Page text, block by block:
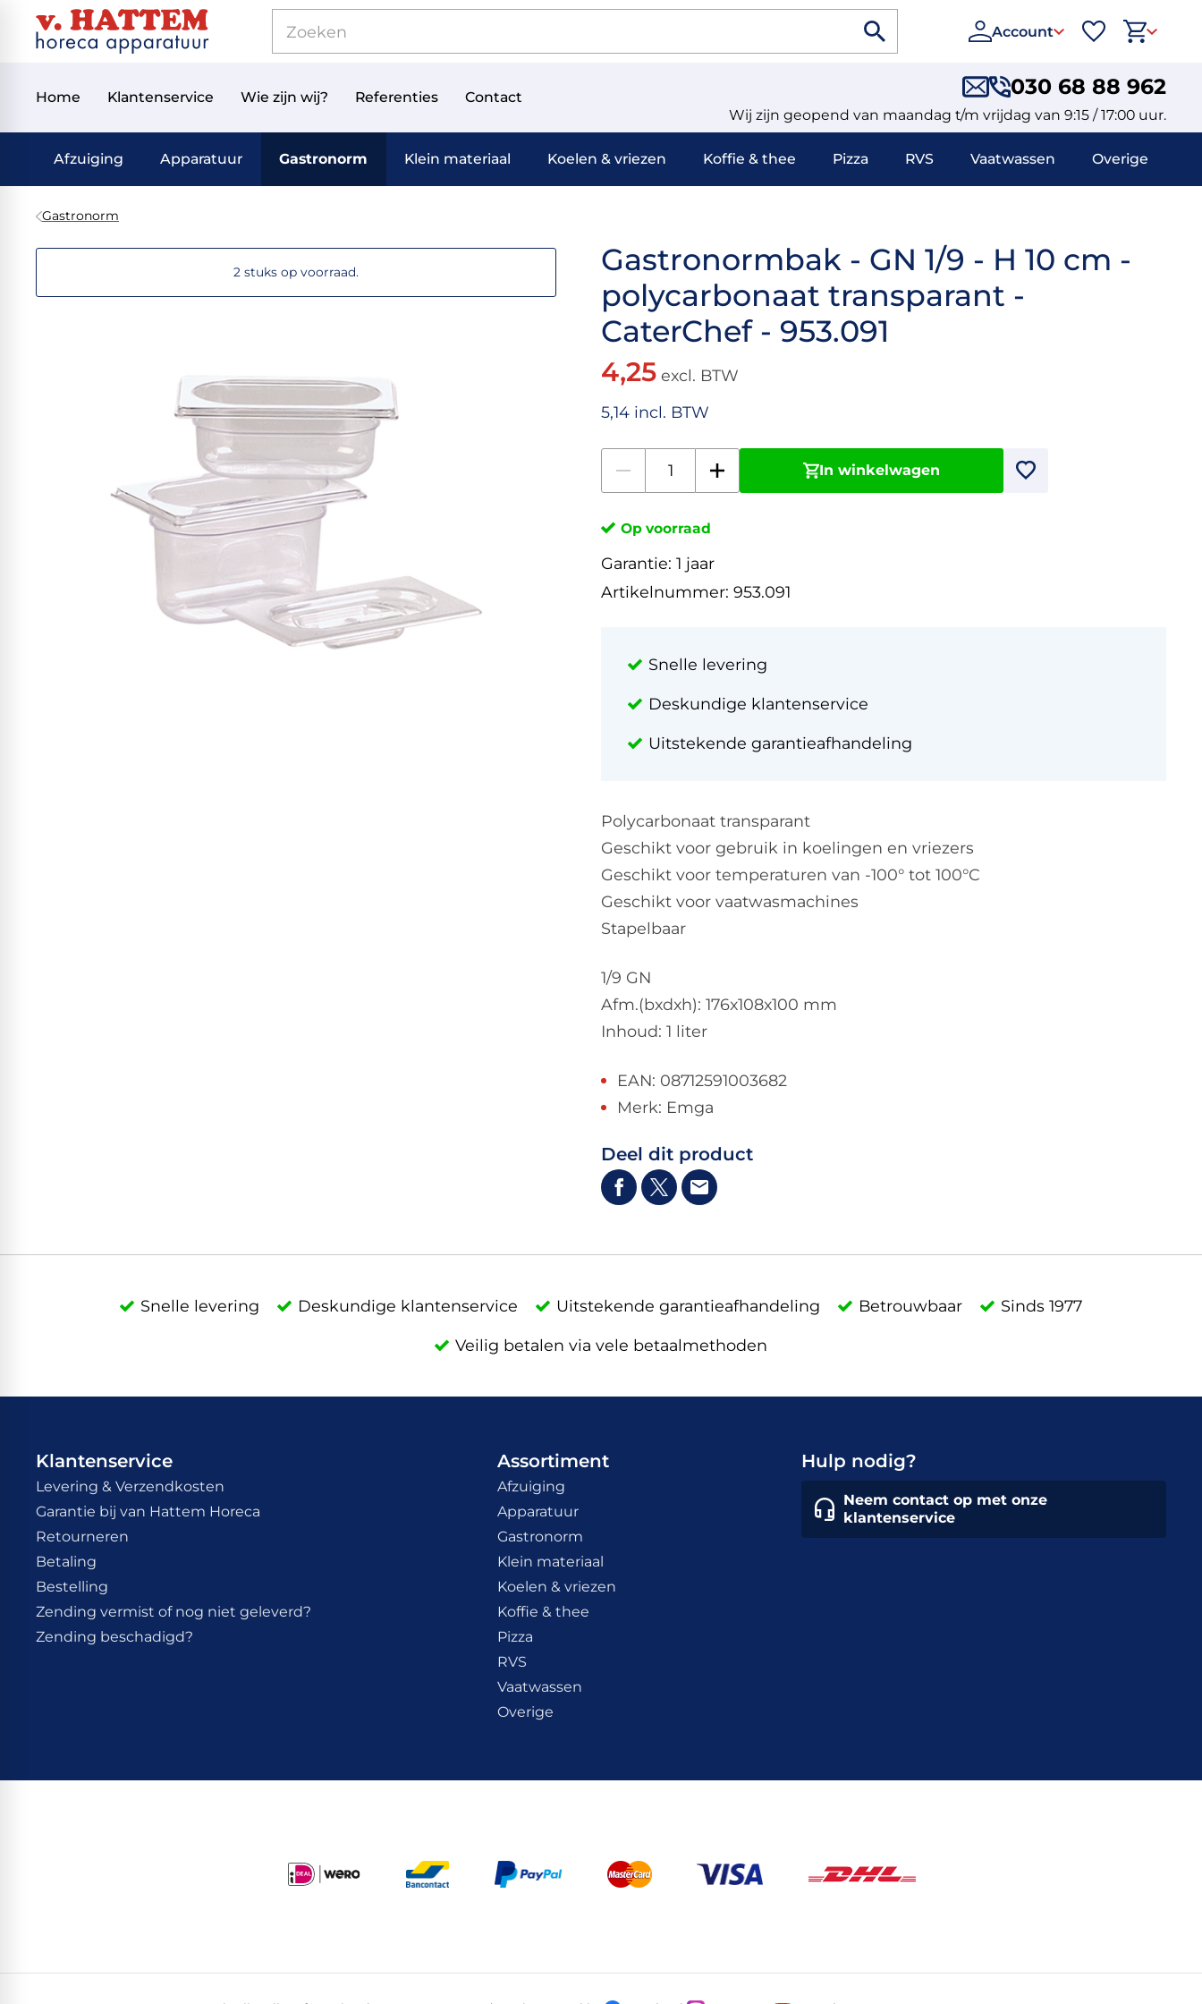
Account
Home Klantenservice Wie zijn wij? Referenties Contact 030 68 88 962
Wij zijn geopend van maandag t/m vrijdag van 9:15 / 17:00 uur.
Afzuiging Apparatuur Gastronorm Klein materiaal Koelen & vriezen Koffie & thee Pizza RVS Vaatwassen Overige
Gastronorm
2 stuks op voorraad.
Gastronormbak - GN 1/9 - H 10 cm -
polycarbonaat transparant -
CaterChef - 953.091
4,25 excl. BTW
5,14 incl. BTW
In winkelwagen
Op voorraad
Garantie: 1 jaar
Artikelnummer: 953.091
Snelle levering
Deskundige klantenservice
Uitstekende garantieafhandeling
Polycarbonaat transparant
Geschikt voor gebruik in koelingen en vriezers
Geschikt voor temperaturen van -100° tot 100°C
Geschikt voor vaatwasmachines
Stapelbaar
1/9 GN
Afm.(bxdxh): 176x108x100 mm
Inhoud: 1 liter
EAN: 08712591003682
Merk: Emga
Deel dit product
Snelle levering Deskundige klantenservice Uitstekende garantieafhandeling Betrouwbaar Sinds 1977
Veilig betalen via vele betaalmethoden
Klantenservice
Levering & Verzendkosten
Garantie bij van Hattem Horeca
Retourneren
Betaling
Bestelling
Zending vermist of nog niet geleverd?
Zending beschadigd?
Assortiment
Afzuiging
Apparatuur
Gastronorm
Klein materiaal
Koelen & vriezen
Koffie & thee
Pizza
RVS
Vaatwassen
Overige
Hulp nodig?
Neem contact op met onze
klantenservice